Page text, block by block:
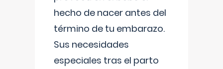
hecho de nacer antes del
término de tu embarazo.
Sus necesidades
especiales tras el parto